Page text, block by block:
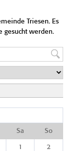
Triesen. Es
gesucht werden.
Sa So
1 2